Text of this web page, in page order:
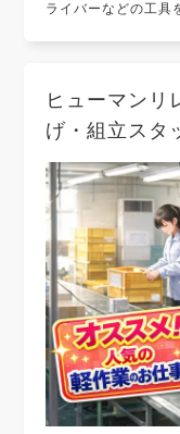
ライバーなどの工具
ヒューマンリ
げ・組立スタ